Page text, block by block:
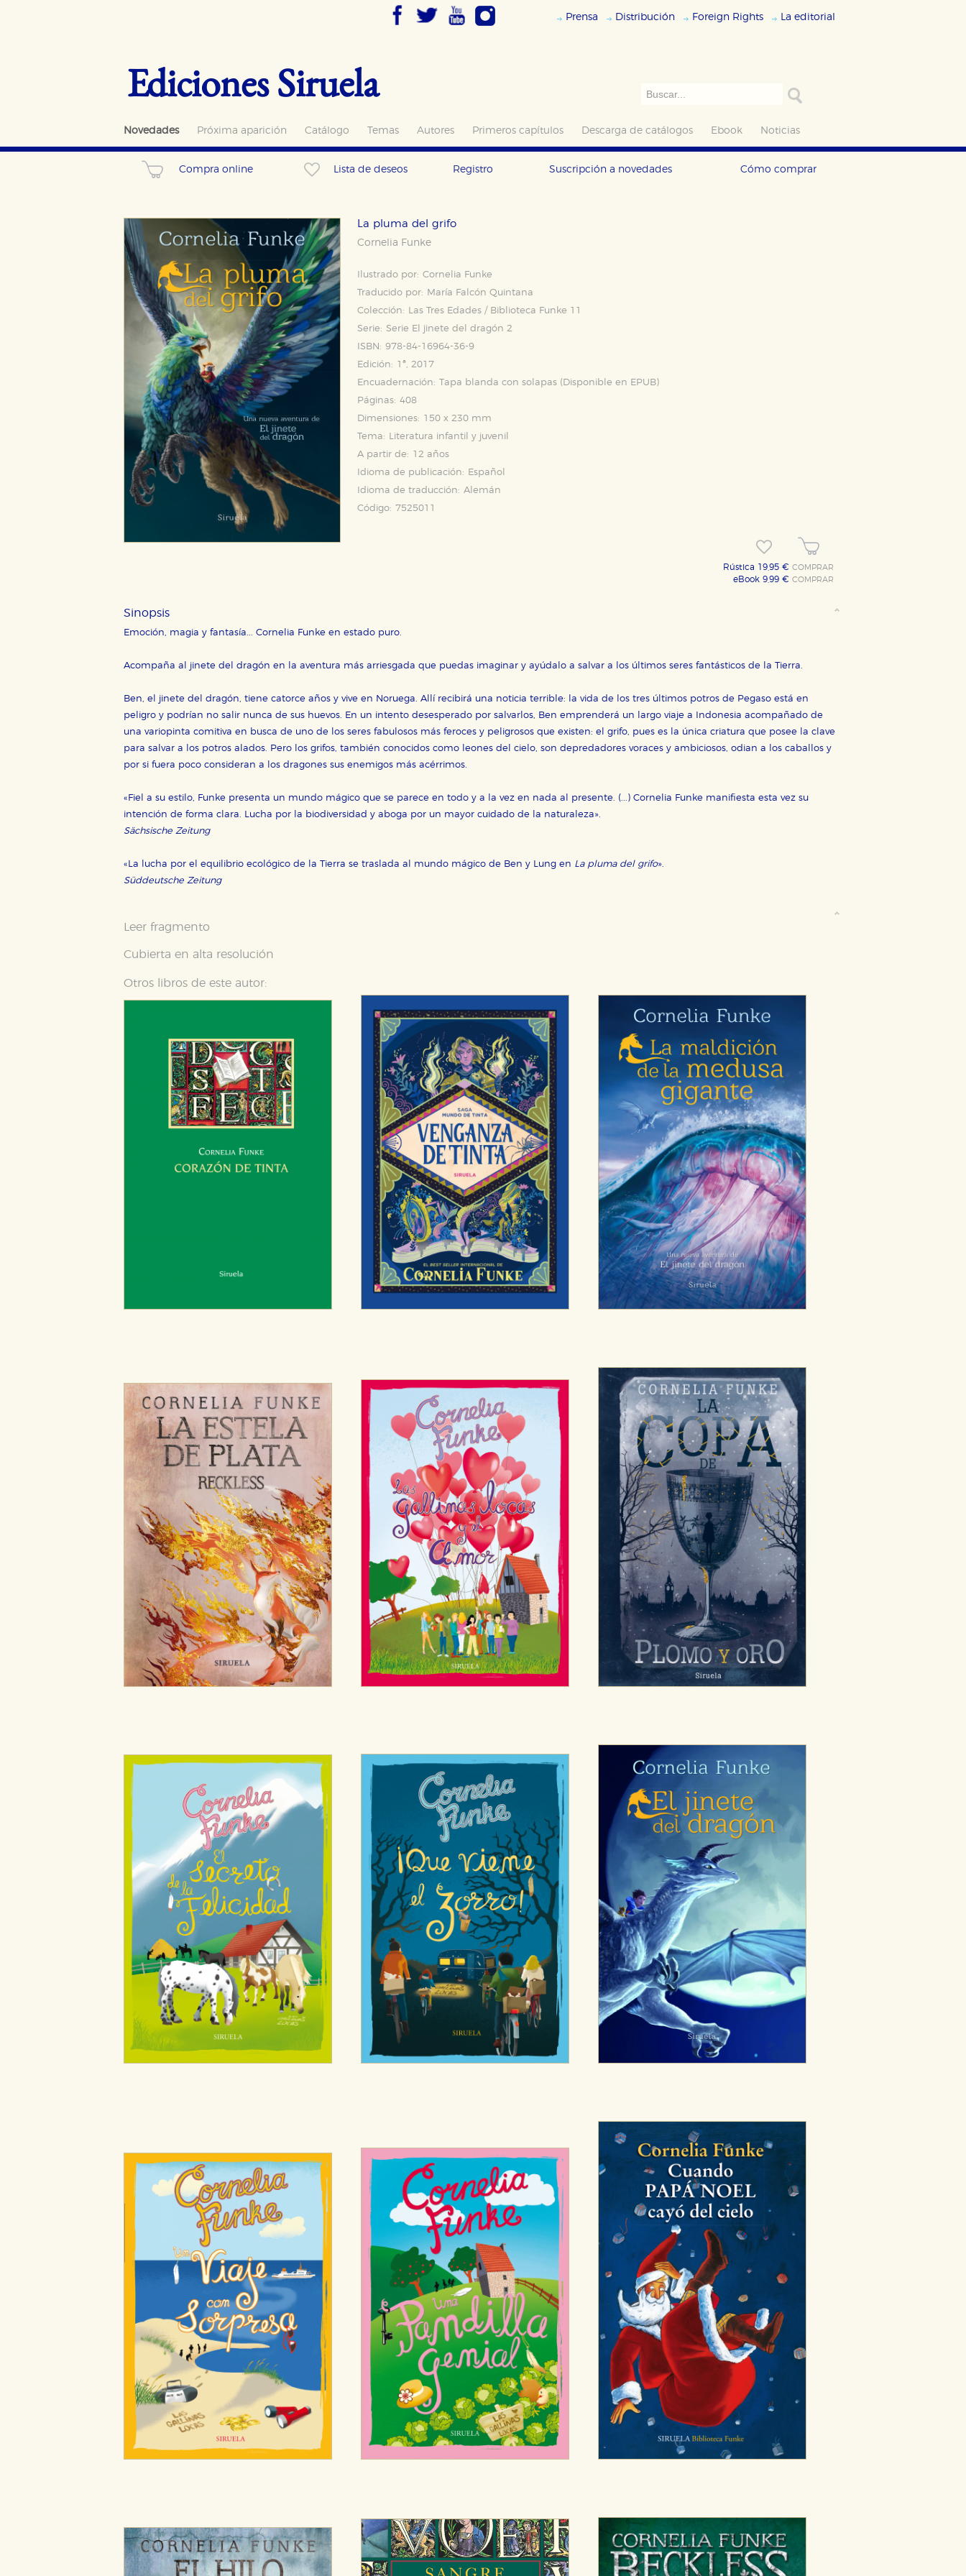
Prensa Distribución Foreign Rights La editorial
Ediciones Siruela
Novedades Próxima aparición Catálogo Temas Autores Primeros capítulos Descarga de catálogos Ebook Noticias
Compra online Lista de deseos Registro Suscripción a novedades Cómo comprar
La pluma del grifo
Cornelia Funke
Ilustrado por: Cornelia Funke
Traducido por:
María Falcón Quintana
Colección:
Las Tres Edades / Biblioteca Funke 11
Serie: Serie El jinete del dragón 2
ISBN: 978-84-16964-36-9
Edición: 1ª, 2017
Encuadernación: Tapa blanda con solapas (Disponible en EPUB)
Páginas: 408
Dimensiones: 150 x 230 mm
Tema:
Literatura infantil y juvenil
A partir de: 12 años
Idioma de publicación:
Español
Idioma de traducción: Alemán
Código: 7525011
Rústica 19,95 € COMPRAR
eBook 9,99 € COMPRAR
Sinopsis
Emoción, magia y fantasía... Cornelia Funke en estado puro.
Acompaña al jinete del dragón en la aventura más arriesgada que puedas imaginar y ayúdalo a salvar a los últimos seres fantásticos de la Tierra.
Ben, el jinete del dragón, tiene catorce años y vive en Noruega. Allí recibirá una noticia terrible: la vida de los tres últimos potros de Pegaso está en
peligro y podrían no salir nunca de sus huevos. En un intento desesperado por salvarlos, Ben emprenderá un largo viaje a Indonesia acompañado de
una variopinta comitiva en busca de uno de los seres fabulosos más feroces y peligrosos que existen: el grifo, pues es la única criatura que posee la clave
para salvar a los potros alados. Pero los grifos, también conocidos como leones del cielo, son depredadores voraces y ambiciosos, odian a los caballos y
por si fuera poco consideran a los dragones sus enemigos más acérrimos.
«Fiel a su estilo, Funke presenta un mundo mágico que se parece en todo y a la vez en nada al presente. (...) Cornelia Funke manifiesta esta vez su
intención de forma clara. Lucha por la biodiversidad y aboga por un mayor cuidado de la naturaleza».
Sächsische Zeitung
«La lucha por el equilibrio ecológico de la Tierra se traslada al mundo mágico de Ben y Lung en La pluma del grifo».
Süddeutsche Zeitung
Leer fragmento
Cubierta en alta resolución
Otros libros de este autor:
CONFIGURACIÓN DE COOKIES HABILITAR TODO RECHAZAR TODO
Cookies necesarias
Estas cookies son necesarias para que nuestro sitio web funcione y no es posible deshabilitarlas desde nuestro sistema. Es posible
hacerlo desde el navegador, pero en ese caso es posible que algunas áreas de nuestra web dejen de funcionar correctamente.
Cookies de rendimiento y analíticas
Estas cookies se utilizan para mejorar su experiencia de navegación y optimizar el funcionamiento de nuestro sitio web. Almacenan
configuraciones de servicios para que no tenga que reconfigurarlos cada vez que nos visita. La información es agregada y, por lo
tanto, es anónima.
Cookies de publicidad y redes sociales
Estas cookies son gestionadas por nuestros socios publicitarios y se utilizan para mostrar publicidad relevante para sus intereses en
otros sitios. No almacenan directamente información personal sino que se basan en la identificación única de su navegador y
dispositivo de internet.
Puede consultar nuestrapolítica de cookies